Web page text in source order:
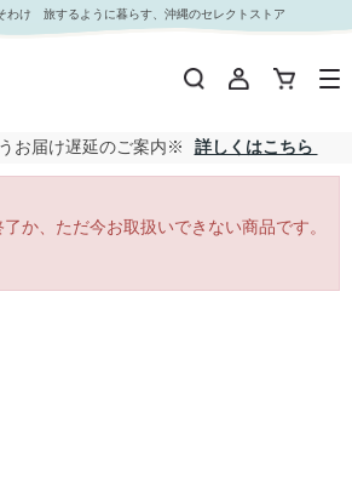
通販
わけ 旅するように暮らす、沖縄のセレクトストア
お届け遅延のご案内※ 詳しくはこちら
か、ただ今お取扱いできない商品です。